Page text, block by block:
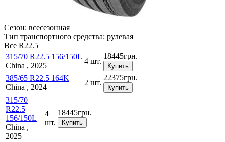
Сезон: всесезонная
Тип транспортного средства: рулевая
Все R22.5
315/70 R22.5 156/150L
China , 2025
4 шт.
18445грн.
Купить
385/65 R22.5 164K
China , 2024
2 шт.
22375грн.
Купить
315/70
R22.5
156/150L
China ,
2025
4
шт.
18445грн.
Купить